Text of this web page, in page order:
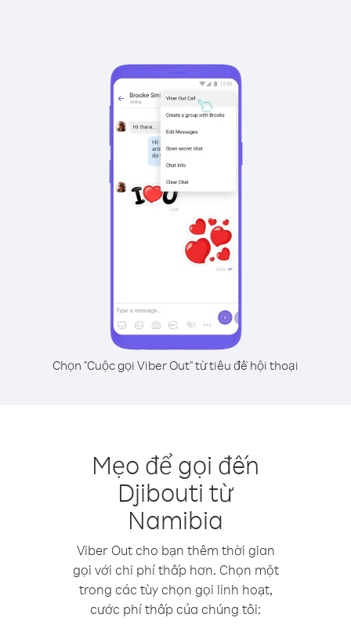
Chọn "Cuộc gọi Viber Out" từ tiêu đề hội thoại
Mẹo để gọi đến
Djibouti từ
Namibia
Viber Out cho bạn thêm thời gian
gọi với chi phí thấp hơn. Chọn một
trong các tùy chọn gọi linh hoạt,
cước phí thấp của chúng tôi: